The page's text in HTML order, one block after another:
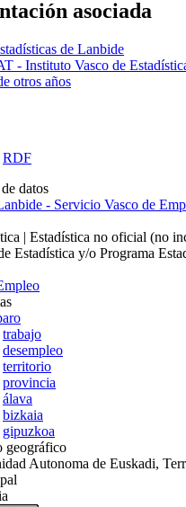
asociada
de Lanbide
- Instituto Vasco de
otros años
RDF
datos
- Servicio Vasco de
| Estadística no oficial (no
Estadística y/o Programa
trabajo
desempleo
territorio
provincia
álava
bizkaia
gipuzkoa
geográfico
Autonoma de Euskadi,